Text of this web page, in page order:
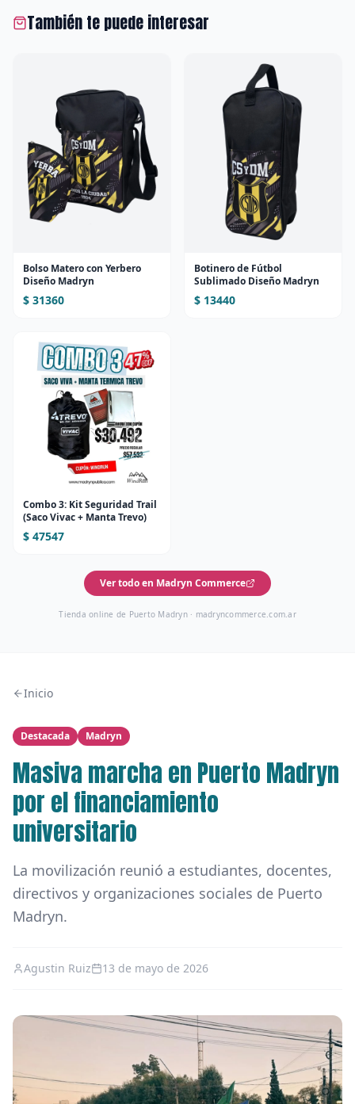
También te puede interesar
Bolso Matero con Yerbero
Diseño Madryn
$ 31360
Botinero de Fútbol
Sublimado Diseño Madryn
$ 13440
Combo 3: Kit Seguridad Trail
(Saco Vivac + Manta Trevo)
$ 47547
Ver todo en Madryn Commerce
Tienda online de Puerto Madryn · madryncommerce.com.ar
Inicio
Destacada Madryn
Masiva marcha en Puerto Madryn
por el financiamiento
universitario
La movilización reunió a estudiantes, docentes,
directivos y organizaciones sociales de Puerto
Madryn.
Agustin Ruiz 13 de mayo de 2026